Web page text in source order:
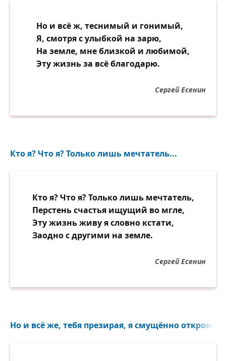
Но и всё ж, теснимый и гонимый,
Я, смотря с улыбкой на зарю,
На земле, мне близкой и любимой,
Эту жизнь за всё благодарю.
Сергей Есенин
Кто я? Что я? Только лишь мечтатель...
Кто я? Что я? Только лишь мечтатель,
Перстень счастья ищущий во мгле,
Эту жизнь живу я словно кстати,
Заодно с другими на земле.
Сергей Есенин
Но и всё же, тебя презирая, я смущённо откроюсь